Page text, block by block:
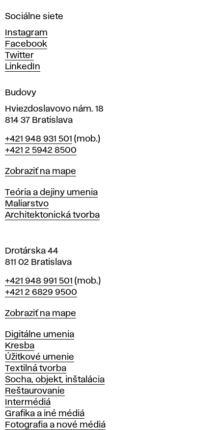
ý
c
h
u
m
e
í
v
r
a
i
l
a
v
Sociálne siete
Instagram
Facebook
Twitter
LinkedIn
Budovy
Hviezdoslavovo nám. 18
814 37 Bratislava
Telefón
+421 948 931 501 (mob.)
+421 2 5942 8500
Mapa
Zobraziť na mape
Katedry
Teória a dejiny umenia
Maliarstvo
Architektonická tvorba
Drotárska 44
811 02 Bratislava
Telefón
+421 948 991 501 (mob.)
+421 2 6829 9500
Mapa
Zobraziť na mape
Katedry
Digitálne umenia
Kresba
Úžitkové umenie
Textilná tvorba
Socha, objekt, inštalácia
Reštaurovanie
Intermédiá
Grafika a iné médiá
Fotografia a nové médiá